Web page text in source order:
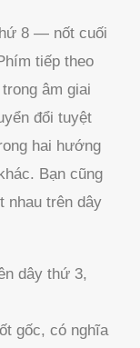
8 — nốt cuối
tiếp theo
âm giai
đổi tuyệt
hai hướng
Bạn cũng
nhau trên dây
dây thứ 3,
gốc, có nghĩa